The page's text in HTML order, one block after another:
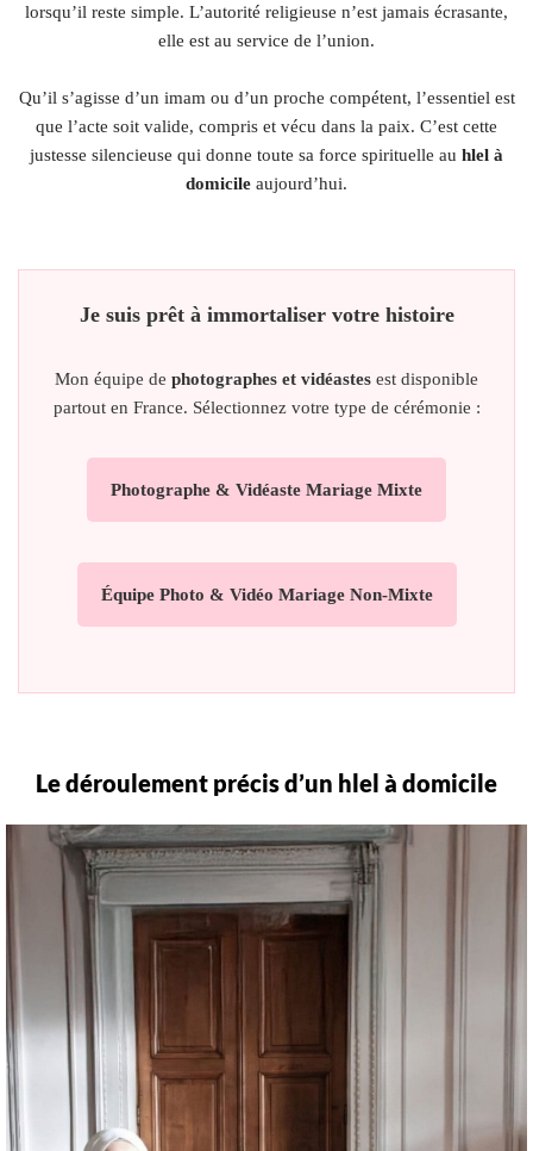
lorsqu’il reste simple. L’autorité religieuse n’est jamais écrasante,
elle est au service de l’union.
Qu’il s’agisse d’un imam ou d’un proche compétent, l’essentiel est
que l’acte soit valide, compris et vécu dans la paix. C’est cette
justesse silencieuse qui donne toute sa force spirituelle au hlel à
domicile aujourd’hui.
Je suis prêt à immortaliser votre histoire
Mon équipe de photographes et vidéastes est disponible
partout en France. Sélectionnez votre type de cérémonie :
Photographe & Vidéaste Mariage Mixte
Équipe Photo & Vidéo Mariage Non-Mixte
Le déroulement précis d’un hlel à domicile